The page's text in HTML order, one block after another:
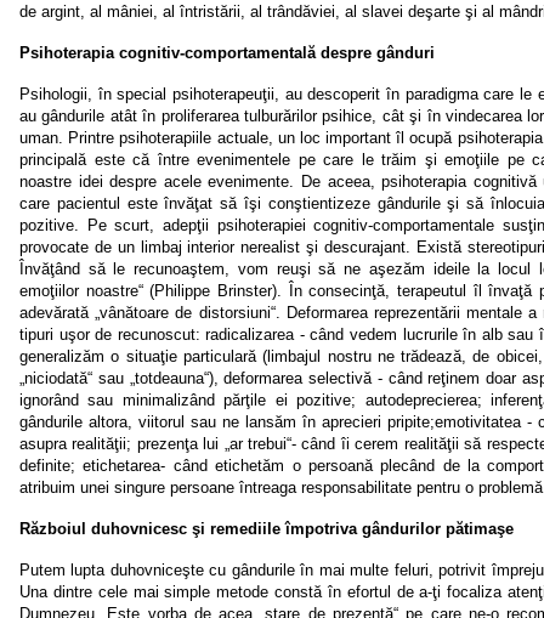
de argint, al mâniei, al întristării, al trândăviei, al slavei deşarte şi al
Psihoterapia cognitiv-comportamentală despre gânduri
Psihologii, în special psihoterapeuţii, au descoperit în paradigma care le
au gândurile atât în proliferarea tulburărilor psihice, cât şi în vindecarea
uman. Printre psihoterapiile actuale, un loc important îl ocupă
principală este că între evenimentele pe care le trăim şi emoţiile pe
noastre idei despre acele evenimente. De aceea, psihoterapia
care pacientul este învăţat să îşi conştientizeze gândurile şi să
pozitive. Pe scurt, adepţii psihoterapiei cognitiv-comportamentale
provocate de un limbaj interior nerealist şi descurajant. Există
Învăţând să le recunoaştem, vom reuşi să ne aşezăm ideile la
emoţiilor noastre“ (Philippe Brinster). În consecinţă, terapeutul îl
adevărată „vânătoare de distorsiuni“. Deformarea reprezentării mentale
tipuri uşor de recunoscut:radicalizarea - când vedem lucrurile în alb sau
generalizăm o situaţie particulară (limbajul nostru ne trădează, de
„niciodată“ sau „totdeauna“),deformarea selectivă - când reţinem doar
ignorând sau minimalizând părţile ei pozitive; autodeprecierea;
gândurile altora, viitorul sau ne lansăm în aprecieri pripite;emotivitatea -
asupra realităţii; prezenţa lui „ar trebui“- când îi cerem realităţii să
definite;etichetarea- când etichetăm o persoană plecând de la
atribuim unei singure persoane întreaga responsabilitate pentru o
Războiul duhovnicesc şi remediile împotriva gândurilor pătimaşe
Putem lupta duhovniceşte cu gândurile în mai multe feluri, potrivit
Una dintre cele mai simple metode constă în efortul de a-ţi focaliza
Dumnezeu. Este vorba de acea „stare de prezenţă“ pe care ne-o